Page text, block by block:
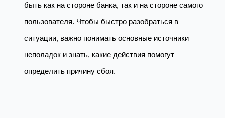
быть как на стороне банка, так и на стороне самого
пользователя. Чтобы быстро разобраться в
ситуации, важно понимать основные источники
неполадок и знать, какие действия помогут
определить причину сбоя.